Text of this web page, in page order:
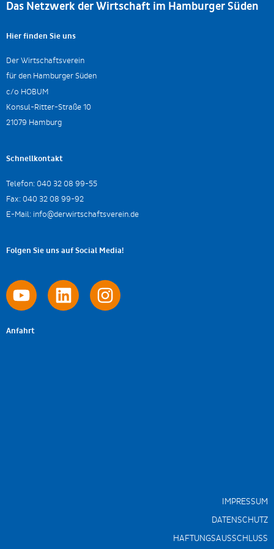
Das Netzwerk der Wirtschaft im Hamburger Süden
Hier finden Sie uns
Der Wirtschaftsverein
für den Hamburger Süden
c/o HOBUM
Konsul-Ritter-Straße 10
21079 Hamburg
Schnellkontakt
Telefon: 040 32 08 99-55
Fax: 040 32 08 99-92
E-Mail: info@derwirtschaftsverein.de
Folgen Sie uns auf Social Media!
Anfahrt
IMPRESSUM
DATENSCHUTZ
HAFTUNGSAUSSCHLUSS